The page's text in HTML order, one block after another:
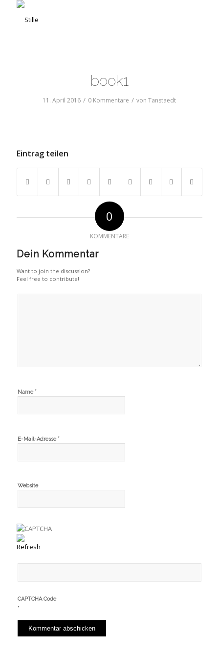
book1
11. April 2016 / 0 Kommentare / vonTanstaedt
Eintrag teilen
0
KOMMENTARE
Dein Kommentar
Want to join the discussion?
Feel free to contribute!
Name *
E-Mail-Adresse *
Website
CAPTCHA Code
*